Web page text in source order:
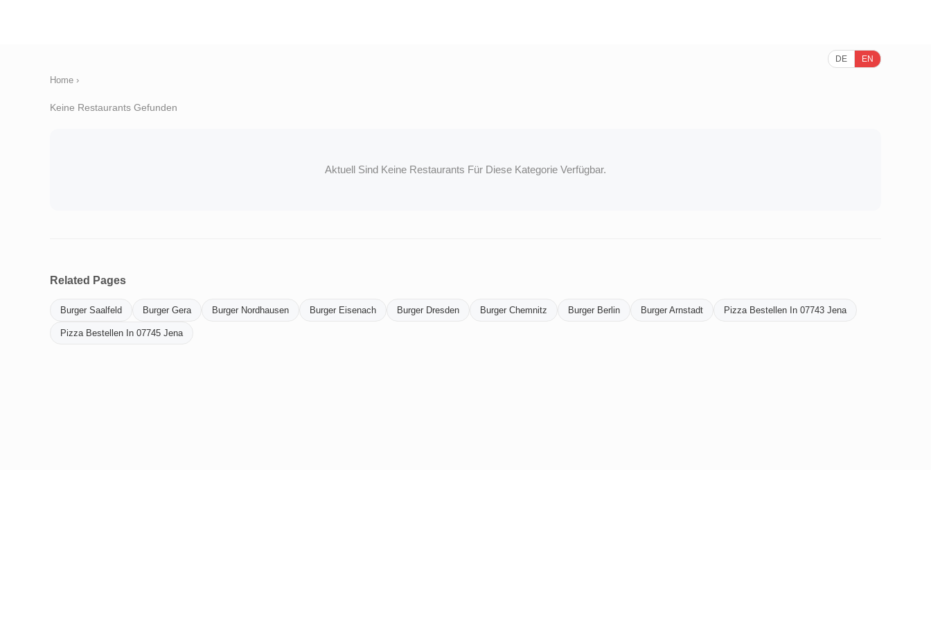
DE EN
Home ›
Keine Restaurants Gefunden
Aktuell Sind Keine Restaurants Für Diese Kategorie Verfügbar.
Related Pages
Burger Saalfeld Burger Gera Burger Nordhausen Burger Eisenach Burger Dresden Burger Chemnitz Burger Berlin Burger Arnstadt Pizza Bestellen In 07743 Jena
Pizza Bestellen In 07745 Jena